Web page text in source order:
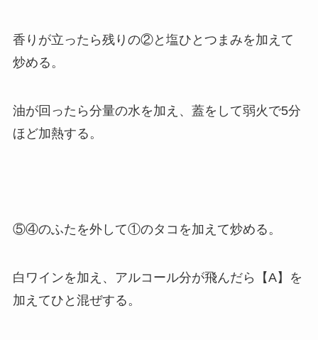
香りが立ったら残りの②と塩ひとつまみを加えて
炒める。
油が回ったら分量の水を加え、蓋をして弱火で5分
ほど加熱する。
⑤④のふたを外して①のタコを加えて炒める。
白ワインを加え、アルコール分が飛んだら【A】を
加えてひと混ぜする。